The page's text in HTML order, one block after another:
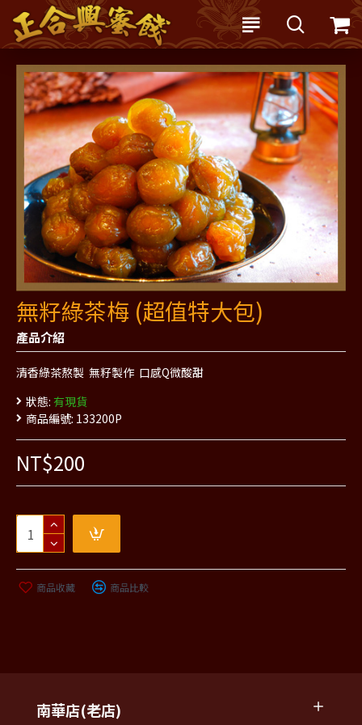
無籽綠茶梅 (超值特大包)
產品介紹
清香綠茶熬製 無籽製作 口感Q微酸甜
狀態: 有現貨
商品編號: 133200P
NT$200
商品收藏 商品比較
南華店(老店)